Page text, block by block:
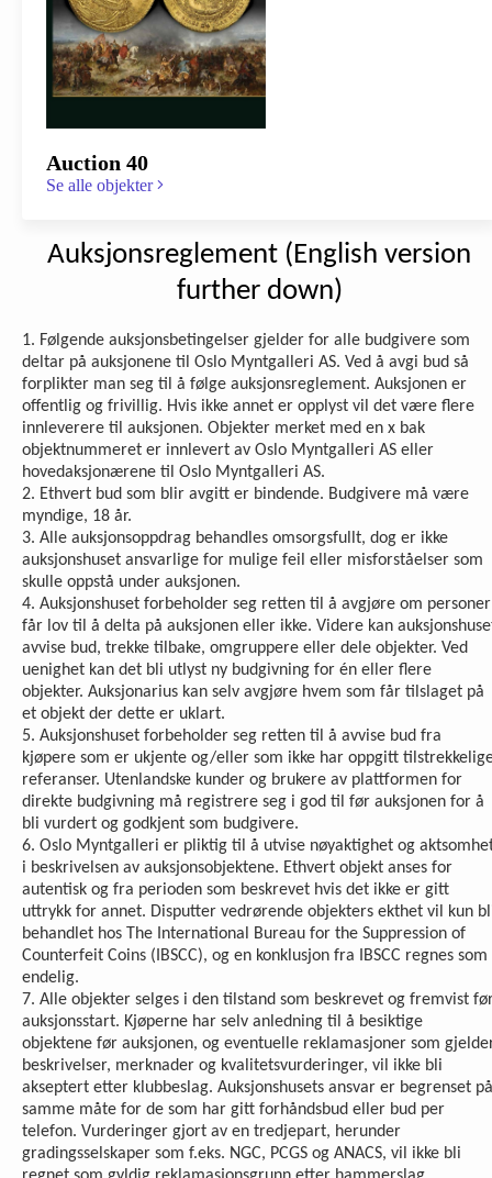
Auction 40
Se alle objekter
Auksjonsreglement (English version
further down)
1. Følgende auksjonsbetingelser gjelder for alle budgivere som
deltar på auksjonene til Oslo Myntgalleri AS. Ved å avgi bud så
forplikter man seg til å følge auksjonsreglement. Auksjonen er
offentlig og frivillig. Hvis ikke annet er opplyst vil det være flere
innleverere til auksjonen. Objekter merket med en x bak
objektnummeret er innlevert av Oslo Myntgalleri AS eller
hovedaksjonærene til Oslo Myntgalleri AS.
2. Ethvert bud som blir avgitt er bindende. Budgivere må være
myndige, 18 år.
3. Alle auksjonsoppdrag behandles omsorgsfullt, dog er ikke
auksjonshuset ansvarlige for mulige feil eller misforståelser som
skulle oppstå under auksjonen.
4. Auksjonshuset forbeholder seg retten til å avgjøre om personer
får lov til å delta på auksjonen eller ikke. Videre kan
avvise bud, trekke tilbake, omgruppere eller dele objekter. Ved
uenighet kan det bli utlyst ny budgivning for én eller flere
objekter. Auksjonarius kan selv avgjøre hvem som får tilslaget på
et objekt der dette er uklart.
5. Auksjonshuset forbeholder seg retten til å avvise bud fra
kjøpere som er ukjente og/eller som ikke har oppgitt
referanser. Utenlandske kunder og brukere av plattformen for
direkte budgivning må registrere seg i god til før auksjonen for å
bli vurdert og godkjent som budgivere.
6. Oslo Myntgalleri er pliktig til å utvise nøyaktighet og
i beskrivelsen av auksjonsobjektene. Ethvert objekt anses for
autentisk og fra perioden som beskrevet hvis det ikke er gitt
uttrykk for annet. Disputter vedrørende objekters ekthet vil kun
behandlet hos The International Bureau for the Suppression of
Counterfeit Coins (IBSCC), og en konklusjon fra IBSCC regnes som
endelig.
7. Alle objekter selges i den tilstand som beskrevet og fremvist
auksjonsstart. Kjøperne har selv anledning til å besiktige
objektene før auksjonen, og eventuelle reklamasjoner som
beskrivelser, merknader og kvalitetsvurderinger, vil ikke bli
akseptert etter klubbeslag. Auksjonshusets ansvar er begrenset på
samme måte for de som har gitt forhåndsbud eller bud per
telefon. Vurderinger gjort av en tredjepart, herunder
gradingsselskaper som f.eks. NGC, PCGS og ANACS, vil ikke bli